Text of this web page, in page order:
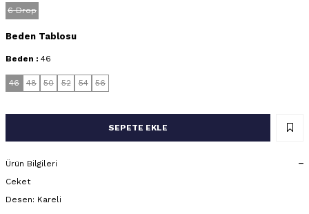
6 Drop
Beden Tablosu
Beden : 46
46 48 50 52 54 56
SEPETE EKLE
Ürün Bilgileri
Ceket
Desen: Kareli